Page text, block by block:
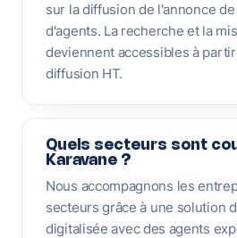
sur la diffusion de l'annonce
d'agents. La recherche et la
deviennent accessibles à
diffusion HT.
Quels secteurs sont
Karavane ?
Nous accompagnons les
secteurs grâce à une solution
digitalisée avec des agents